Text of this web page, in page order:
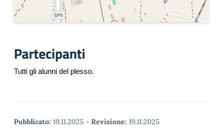
Partecipanti
Tutti gli alunni del plesso.
Pubblicato: 19.11.2025 - Revisione: 19.11.2025